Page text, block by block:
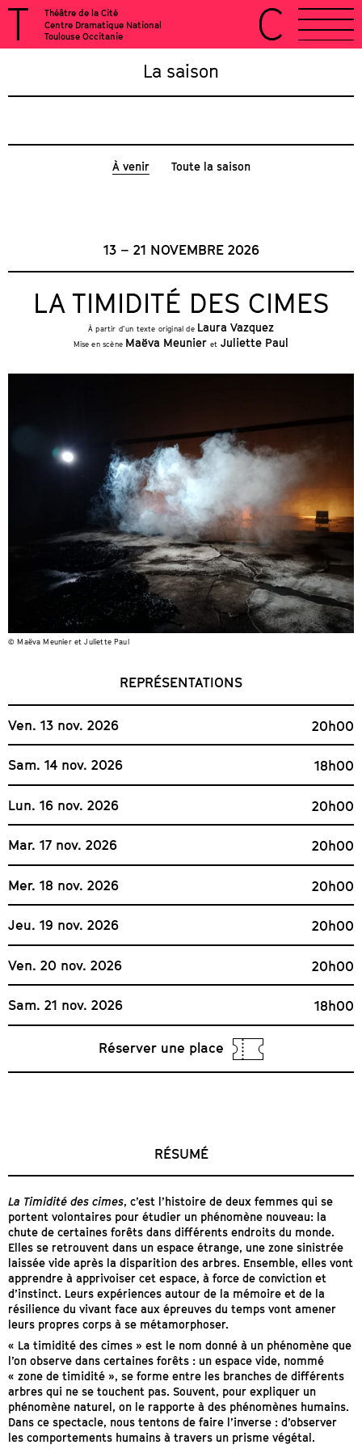
Théâtre de la Cité
Centre Dramatique National
Toulouse Occitanie
À venir Toute la saison
La saison
13 – 21 NOVEMBRE 2026
LA TIMIDITÉ DES CIMES
À partir d’un texte original de Laura Vazquez
Mise en scène Maëva Meunieret Juliette Paul
© Maëva Meunier et Juliette Paul
REPRÉSENTATIONS
Ven. 13 nov. 2026 20h00
Sam. 14 nov. 2026 18h00
Lun. 16 nov. 2026 20h00
Mar. 17 nov. 2026 20h00
Mer. 18 nov. 2026 20h00
Jeu. 19 nov. 2026 20h00
Ven. 20 nov. 2026 20h00
Sam. 21 nov. 2026 18h00
Réserver une place
RÉSUMÉ
La Timidité des cimes, c’est l’histoire de deux femmes qui se
portent volontaires pour étudier un phénomène nouveau: la
chute de certaines forêts dans différents endroits du monde.
Elles se retrouvent dans un espace étrange, une zone sinistrée
laissée vide après la disparition des arbres. Ensemble, elles vont
apprendre à apprivoiser cet espace, à force de conviction et
d’instinct. Leurs expériences autour de la mémoire et de la
résilience du vivant face aux épreuves du temps vont amener
leurs propres corps à se métamorphoser.
« La timidité des cimes » est le nom donné à un phénomène que
l’on observe dans certaines forêts : un espace vide, nommé
« zone de timidité », se forme entre les branches de différents
arbres qui ne se touchent pas. Souvent, pour expliquer un
phénomène naturel, on le rapporte à des phénomènes humains.
Dans ce spectacle, nous tentons de faire l’inverse : d’observer
les comportements humains à travers un prisme végétal.